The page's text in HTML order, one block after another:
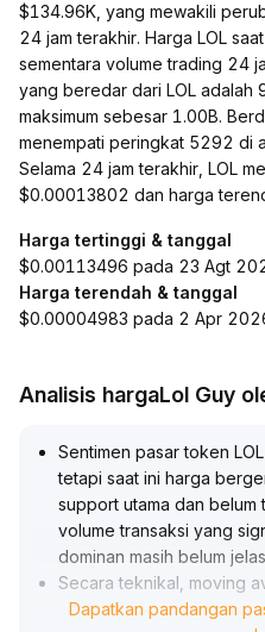
$134.96K, yang mewakili
24 jam terakhir. Harga LOL
sementara volume trading 24
yang beredar dari LOL adalah
maksimum sebesar 1.00B.
menempati peringkat 5292 di
Selama 24 jam terakhir, LOL
$0.00013802 dan harga
Harga tertinggi & tanggal
$0.00113496 pada 23 Agt
Harga terendah & tanggal
$0.00004983 pada 2 Apr
Analisis hargaLol Guy
Sentimen pasar token
tetapi saat ini harga
support utama dan
volume transaksi yang
dominan masih belum jelas
Secara teknikal, moving
perlu memperhatikan
Dapatkan pandangan